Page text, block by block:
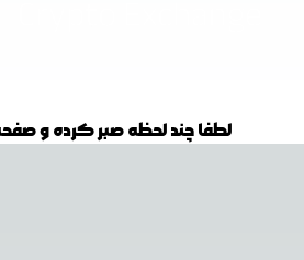
لطفا چند لحظه صبر کرده و